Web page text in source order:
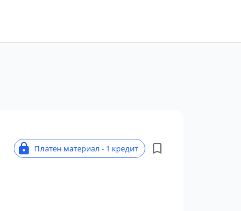
Платен материал - 1 кредит